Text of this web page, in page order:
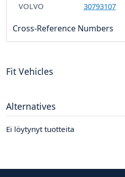
VOLVO
30793107
Cross-Reference Numbers
Fit Vehicles
Alternatives
Ei löytynyt tuotteita